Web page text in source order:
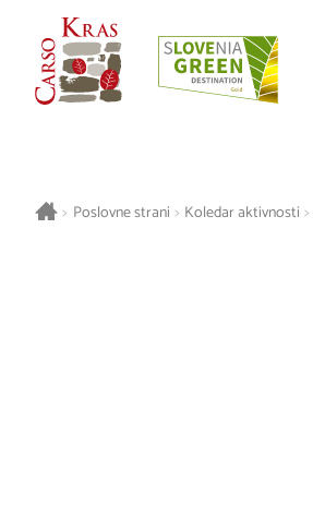
> Poslovne strani > Koledar aktivnosti >